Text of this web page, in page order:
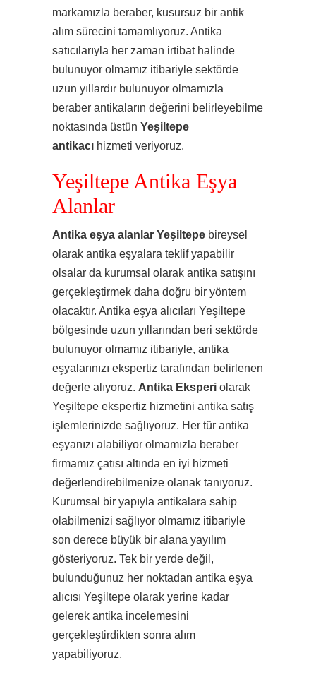
markamızla beraber, kusursuz bir antik
alım sürecini tamamlıyoruz. Antika
satıcılarıyla her zaman irtibat halinde
bulunuyor olmamız itibariyle sektörde
uzun yıllardır bulunuyor olmamızla
beraber antikaların değerini belirleyebilme
noktasında üstün Yeşiltepe
antikacı hizmeti veriyoruz.
Yeşiltepe Antika Eşya
Alanlar
Antika eşya alanlar Yeşiltepe bireysel
olarak antika eşyalara teklif yapabilir
olsalar da kurumsal olarak antika satışını
gerçekleştirmek daha doğru bir yöntem
olacaktır. Antika eşya alıcıları Yeşiltepe
bölgesinde uzun yıllarından beri sektörde
bulunuyor olmamız itibariyle, antika
eşyalarınızı ekspertiz tarafından belirlenen
değerle alıyoruz. Antika Eksperi olarak
Yeşiltepe ekspertiz hizmetini antika satış
işlemlerinizde sağlıyoruz. Her tür antika
eşyanızı alabiliyor olmamızla beraber
firmamız çatısı altında en iyi hizmeti
değerlendirebilmenize olanak tanıyoruz.
Kurumsal bir yapıyla antikalara sahip
olabilmenizi sağlıyor olmamız itibariyle
son derece büyük bir alana yayılım
gösteriyoruz. Tek bir yerde değil,
bulunduğunuz her noktadan antika eşya
alıcısı Yeşiltepe olarak yerine kadar
gelerek antika incelemesini
gerçekleştirdikten sonra alım
yapabiliyoruz.